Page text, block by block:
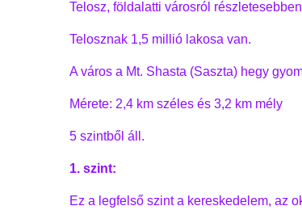
Telosz, földalatti városról
Telosznak 1,5 millió lakosa van.
A város a Mt. Shasta (Saszta) hegy
Mérete: 2,4 km széles és 3,2 km mély
5 szintből áll.
1. szint:
Ez a legfelső szint a kereskedelem, az